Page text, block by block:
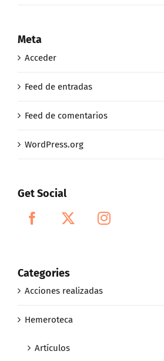
Meta
Acceder
Feed de entradas
Feed de comentarios
WordPress.org
Get Social
Categories
Acciones realizadas
Hemeroteca
Artículos